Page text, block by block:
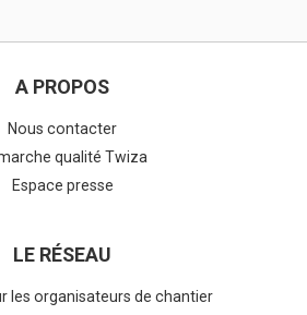
A PROPOS
Nous contacter
qualité Twiza
Espace presse
LE RÉSEAU
les organisateurs de chantier